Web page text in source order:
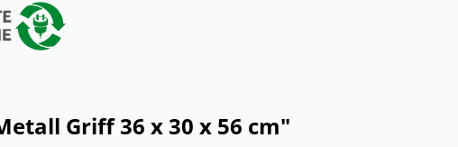
Griff 36 x 30 x 56 cm"